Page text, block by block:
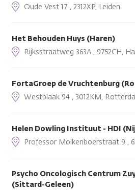
Oude Vest 17 , 2312XP, Leiden
Het Behouden Huys (Haren)
Rijksstraatweg 363A , 9752CH,
FortaGroep de Vruchtenburg
Westblaak 94 , 3012KM,
Helen Dowling Instituut - HDI
Professor Molkenboerstraat 9 ,
Psycho Oncologisch Centrum
(Sittard-Geleen)